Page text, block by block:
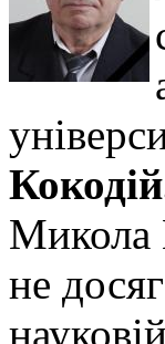
Микола
не